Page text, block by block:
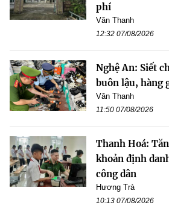
phí
Văn Thanh
12:32 07/08/2026
Nghệ An: Siết
buôn lậu, hàng
Văn Thanh
11:50 07/08/2026
Thanh Hoá:
khoản định
công dân
Hương Trà
10:13 07/08/2026